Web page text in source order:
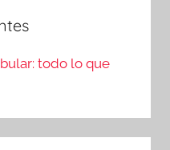
todo lo que